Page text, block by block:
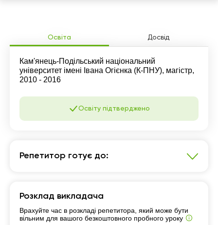
Освіта Досвід
Кам'янець-Подільський національний
університет імені Івана Огієнка (К-ПНУ), магістр,
2010 - 2016
Освіту підтверджено
Репетитор готує до:
Підготовка до НМТ (ЗНО)
Підготовка до ДПА (9 клас) 10 - 11-й класи
Розклад викладача
Врахуйте час в розкладі репетитора, який може бути
вільним для вашого безкоштовного пробного уроку